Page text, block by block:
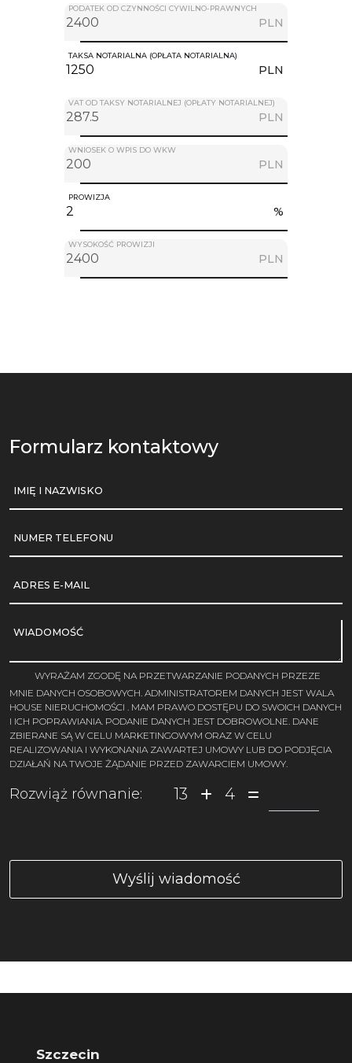
PODATEK OD CZYNNOŚCI CYWILNO-PRAWNYCH
PLN
TAKSA NOTARIALNA (OPŁATA NOTARIALNA)
PLN
VAT OD TAKSY NOTARIALNEJ (OPŁATY NOTARIALNEJ)
PLN
WNIOSEK O WPIS DO WKW
PLN
PROWIZJA
%
WYSOKOŚĆ PROWIZJI
PLN
Formularz kontaktowy
IMIĘ I NAZWISKO
NUMER TELEFONU
ADRES E-MAIL
WIADOMOŚĆ
WYRAŻAM ZGODĘ NA PRZETWARZANIE PODANYCH PRZEZE
MNIE DANYCH OSOBOWYCH. ADMINISTRATOREM DANYCH JEST WALA
HOUSE NIERUCHOMOŚCI . MAM PRAWO DOSTĘPU DO SWOICH DANYCH
I ICH POPRAWIANIA. PODANIE DANYCH JEST DOBROWOLNE. DANE
ZBIERANE SĄ W CELU MARKETINGOWYM ORAZ W CELU
REALIZOWANIA I WYKONANIA ZAWARTEJ UMOWY LUB DO PODJĘCIA
DZIAŁAŃ NA TWOJE ŻĄDANIE PRZED ZAWARCIEM UMOWY.
Rozwiąż równanie: 13 4
Szczecin